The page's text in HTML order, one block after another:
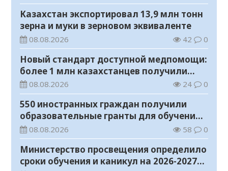
Казахстан экспортировал 13,9 млн тонн
зерна и муки в зерновом эквиваленте
08.08.2026 42 0
Новый стандарт доступной медпомощи:
более 1 млн казахстанцев получили
телемедицинские услуги
08.08.2026 24 0
550 иностранных граждан получили
образовательные гранты для обучения в
Казахстане
08.08.2026 58 0
Министерство просвещения определило
сроки обучения и каникул на 2026-2027